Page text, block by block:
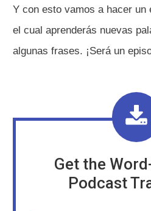
Y con esto vamos a hacer un
el cual aprenderás nuevas
algunas frases. ¡Será un
Get the
Podcast